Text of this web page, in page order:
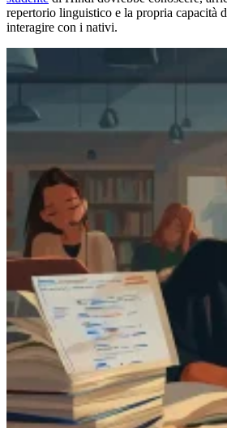
repertorio linguistico e la propria capacità
interagire con i nativi.